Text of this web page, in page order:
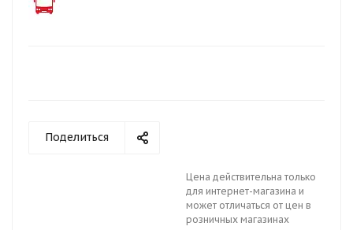
Поделиться
Цена действительна только
для интернет-магазина и
может отличаться от цен в
розничных магазинах